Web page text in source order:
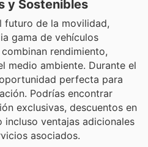
y Sostenibles
futuro de la movilidad,
gama de vehículos
rendimiento,
medio ambiente. Durante el
perfecta para
Podrías encontrar
exclusivas, descuentos en
incluso ventajas adicionales
asociados.